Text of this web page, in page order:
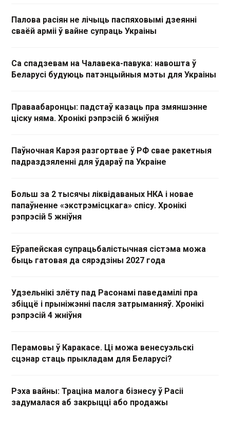
Палова расіян не лічыць паспяховымі дзеянні
сваёй арміі ў вайне супраць Украіны
Са спадзевам на Чалавека-павука: навошта ў
Беларусі будуюць патэнцыйныя мэты для Украіны
Праваабаронцы: падстаў казаць пра змяншэнне
ціску няма. Хронікі рэпрэсій 6 жніўня
Паўночная Карэя разгортвае ў РФ свае ракетныя
падраздзяленні для ўдараў па Украіне
Больш за 2 тысячы ліквідаваных НКА і новае
папаўненне «экстрэмісцкага» спісу. Хронікі
рэпрэсій 5 жніўня
Еўрапейская супрацьбалістычная сістэма можа
быць гатовая да сярэдзіны 2027 года
Удзельнікі злёту пад Расонамі паведамілі пра
збіццё і прыніжэнні пасля затрыманняў. Хронікі
рэпрэсій 4 жніўня
Перамовы ў Каракасе. Ці можа венесуэльскі
сцэнар стаць прыкладам для Беларусі?
Рэха вайны: Траціна малога бізнесу ў Расіі
задумалася аб закрыцці або продажы